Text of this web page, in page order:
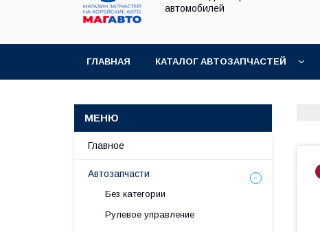
автомобилей
ГЛАВНАЯ КАТАЛОГ АВТОЗАПЧАСТЕЙ
Главное
Автозапчасти
Без категории
Рулевое управление